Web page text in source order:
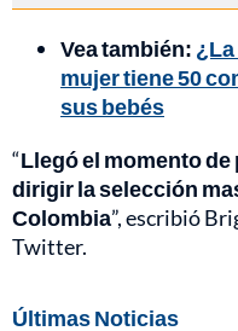
Vea también:
mujer tiene 50
sus bebés
“Llegó el momento
dirigir la selección
Colombia”, escribió
Twitter.
Últimas Noticias